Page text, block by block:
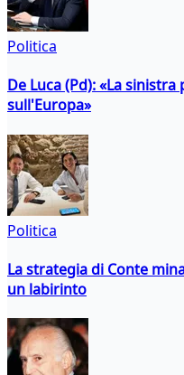
Politica
De Luca (Pd): «La
sull'Europa»
Politica
La strategia di Conte
un labirinto